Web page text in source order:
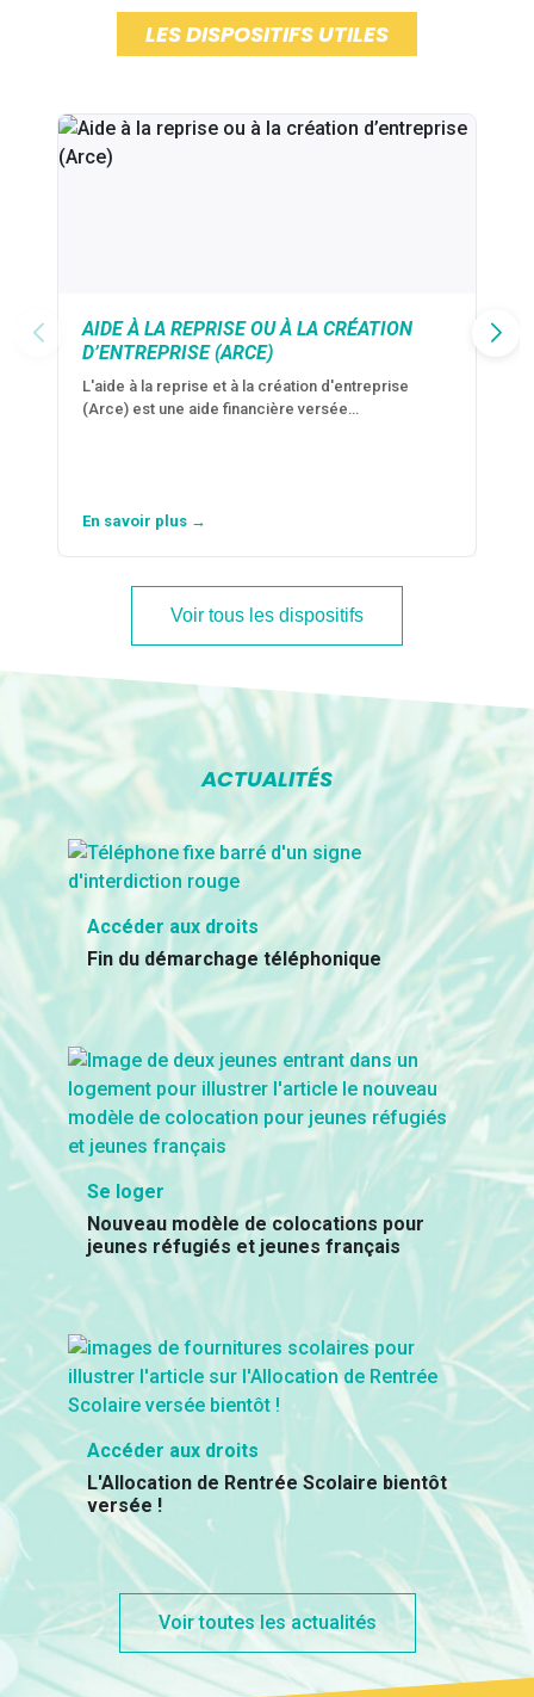
LES DISPOSITIFS UTILES
AIDE À LA REPRISE OU À LA CRÉATION
D’ENTREPRISE (ARCE)
L'aide à la reprise et à la création d'entreprise
(Arce) est une aide financière versée…
En savoir plus →
Voir tous les dispositifs
ACTUALITÉS
Accéder aux droits
Fin du démarchage téléphonique
Se loger
Nouveau modèle de colocations pour
jeunes réfugiés et jeunes français
Accéder aux droits
L'Allocation de Rentrée Scolaire bientôt
versée !
Voir toutes les actualités